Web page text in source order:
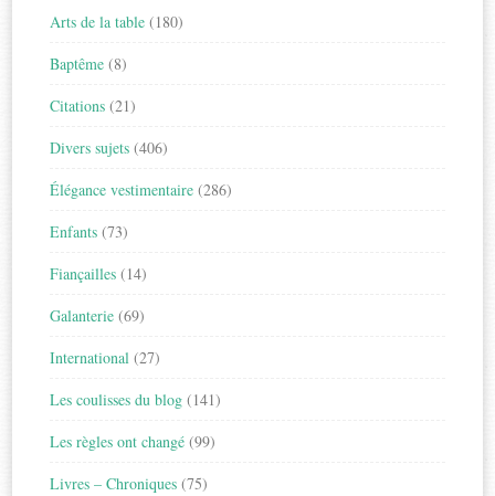
Arts de la table (180)
Baptême (8)
Citations (21)
Divers sujets (406)
Élégance vestimentaire (286)
Enfants (73)
Fiançailles (14)
Galanterie (69)
International (27)
Les coulisses du blog (141)
Les règles ont changé (99)
Livres – Chroniques (75)